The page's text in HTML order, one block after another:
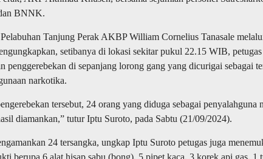
BNNK.
Tanjung Perak AKBP William Cornelius Tanasale
setibanya di lokasi sekitar pukul 22.15 WIB,
penggerebekan di sepanjang lorong gang yang dicurigai sebagai
narkotika.
tersebut, 24 orang yang diduga sebagai penyalahguna
diamankan,” tutur Iptu Suroto, pada Sabtu (21/09/2024).
24 tersangka, ungkap Iptu Suroto petugas juga
berupa 6 alat hisap sabu (bong), 5 pipet kaca, 3 korek api gas, 1